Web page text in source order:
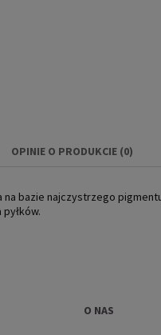
PŁATNOŚCI
OPINIE O PRODUKCIE (0)
na bazie najczystrzego
O NAS